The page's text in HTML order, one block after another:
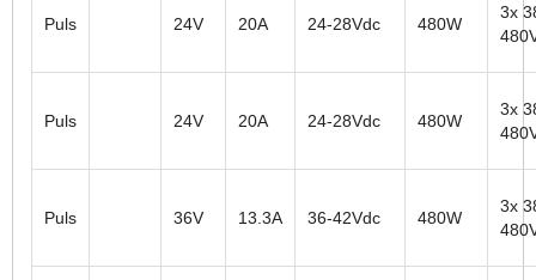
Puls 24V 20A 24-28Vdc 480W
3x
Puls 24V 20A 24-28Vdc 480W
3x
Puls 36V 13.3A 36-42Vdc 480W
3x